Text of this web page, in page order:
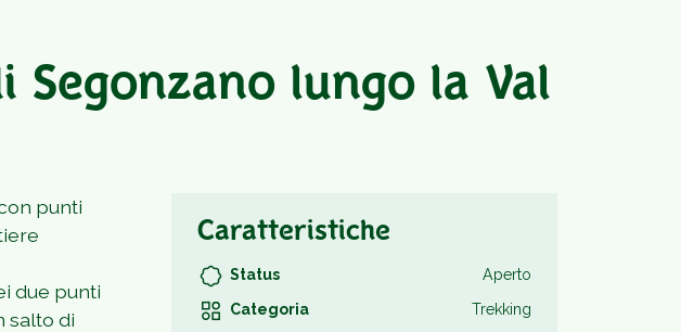
Segonzano lungo la Val
punti
due punti
salto di
Caratteristiche
Status
Aperto
Categoria
Trekking